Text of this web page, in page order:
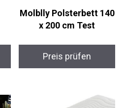
Molblly Polsterbett 140
x 200 cm Test
Preis prüfen